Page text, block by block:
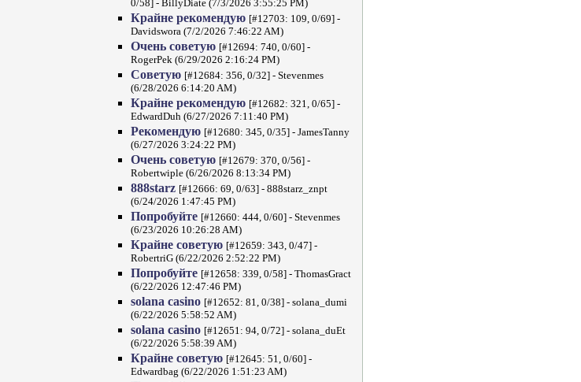
0/58] - BillyDiate (7/3/2026 3:55:25 PM)
Крайне рекомендую [#12703: 109, 0/69] -
Davidswora (7/2/2026 7:46:22 AM)
Очень советую [#12694: 740, 0/60] -
RogerPek (6/29/2026 2:16:24 PM)
Советую [#12684: 356, 0/32] - Stevenmes
(6/28/2026 6:14:20 AM)
Крайне рекомендую [#12682: 321, 0/65] -
EdwardDuh (6/27/2026 7:11:40 PM)
Рекомендую [#12680: 345, 0/35] - JamesTanny
(6/27/2026 3:24:22 PM)
Очень советую [#12679: 370, 0/56] -
Robertwiple (6/26/2026 8:13:34 PM)
888starz [#12666: 69, 0/63] - 888starz_znpt
(6/24/2026 1:47:45 PM)
Попробуйте [#12660: 444, 0/60] - Stevenmes
(6/23/2026 10:26:28 AM)
Крайне советую [#12659: 343, 0/47] -
RobertriG (6/22/2026 2:52:22 PM)
Попробуйте [#12658: 339, 0/58] - ThomasGract
(6/22/2026 12:47:46 PM)
solana casino [#12652: 81, 0/38] - solana_dumi
(6/22/2026 5:58:52 AM)
solana casino [#12651: 94, 0/72] - solana_duEt
(6/22/2026 5:58:39 AM)
Крайне советую [#12645: 51, 0/60] -
Edwardbag (6/22/2026 1:51:23 AM)